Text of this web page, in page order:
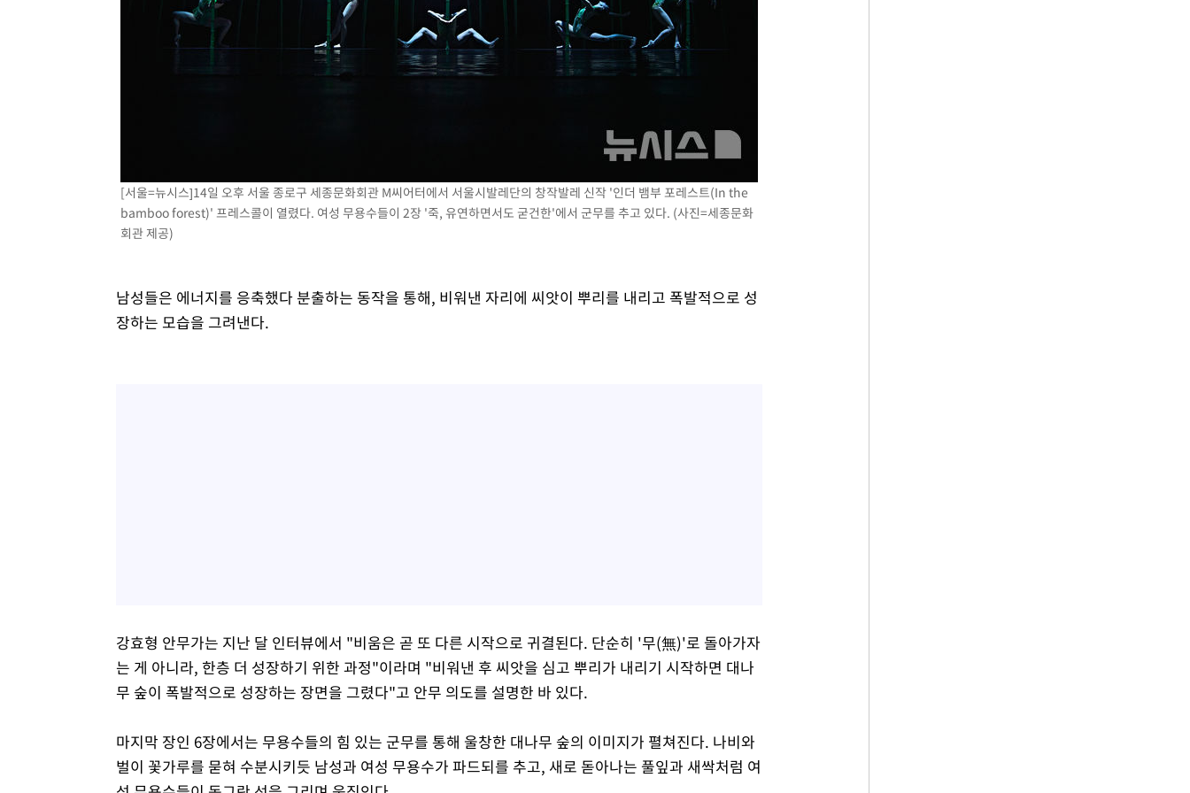
[서울=뉴시스]14일 오후 서울 종로구 세종문화회관 M씨어터에서 서울시발레단의 창작발레 신작 '인더 뱀부 포레스트(In the
bamboo forest)' 프레스콜이 열렸다. 여성 무용수들이 2장 '죽, 유연하면서도 굳건한'에서 군무를 추고 있다. (사진=세종문화
회관 제공)
남성들은 에너지를 응축했다 분출하는 동작을 통해, 비워낸 자리에 씨앗이 뿌리를 내리고 폭발적으로 성
장하는 모습을 그려낸다.
강효형 안무가는 지난 달 인터뷰에서 "비움은 곧 또 다른 시작으로 귀결된다. 단순히 '무(無)'로 돌아가자
는 게 아니라, 한층 더 성장하기 위한 과정"이라며 "비워낸 후 씨앗을 심고 뿌리가 내리기 시작하면 대나
무 숲이 폭발적으로 성장하는 장면을 그렸다"고 안무 의도를 설명한 바 있다.
마지막 장인 6장에서는 무용수들의 힘 있는 군무를 통해 울창한 대나무 숲의 이미지가 펼쳐진다. 나비와
벌이 꽃가루를 묻혀 수분시키듯 남성과 여성 무용수가 파드되를 추고, 새로 돋아나는 풀잎과 새싹처럼 여